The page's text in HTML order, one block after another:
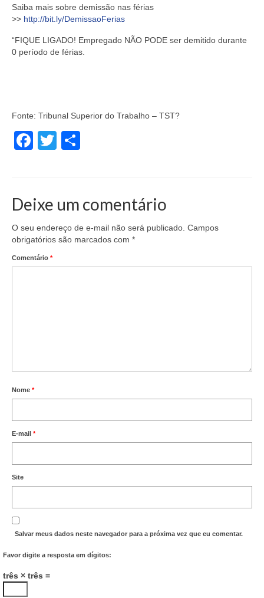
Saiba mais sobre demissão nas férias
>> http://bit.ly/DemissaoFerias
“FIQUE LIGADO! Empregado NÃO PODE ser demitido durante
0 período de férias.
Fonte: Tribunal Superior do Trabalho – TST?
Facebook
Twitter
Deixe um comentário
O seu endereço de e-mail não será publicado. Campos
obrigatórios são marcados com *
Comentário *
Nome *
E-mail *
Site
Salvar meus dados neste navegador para a próxima vez que eu comentar.
Favor digite a resposta em dígitos:
três × três =